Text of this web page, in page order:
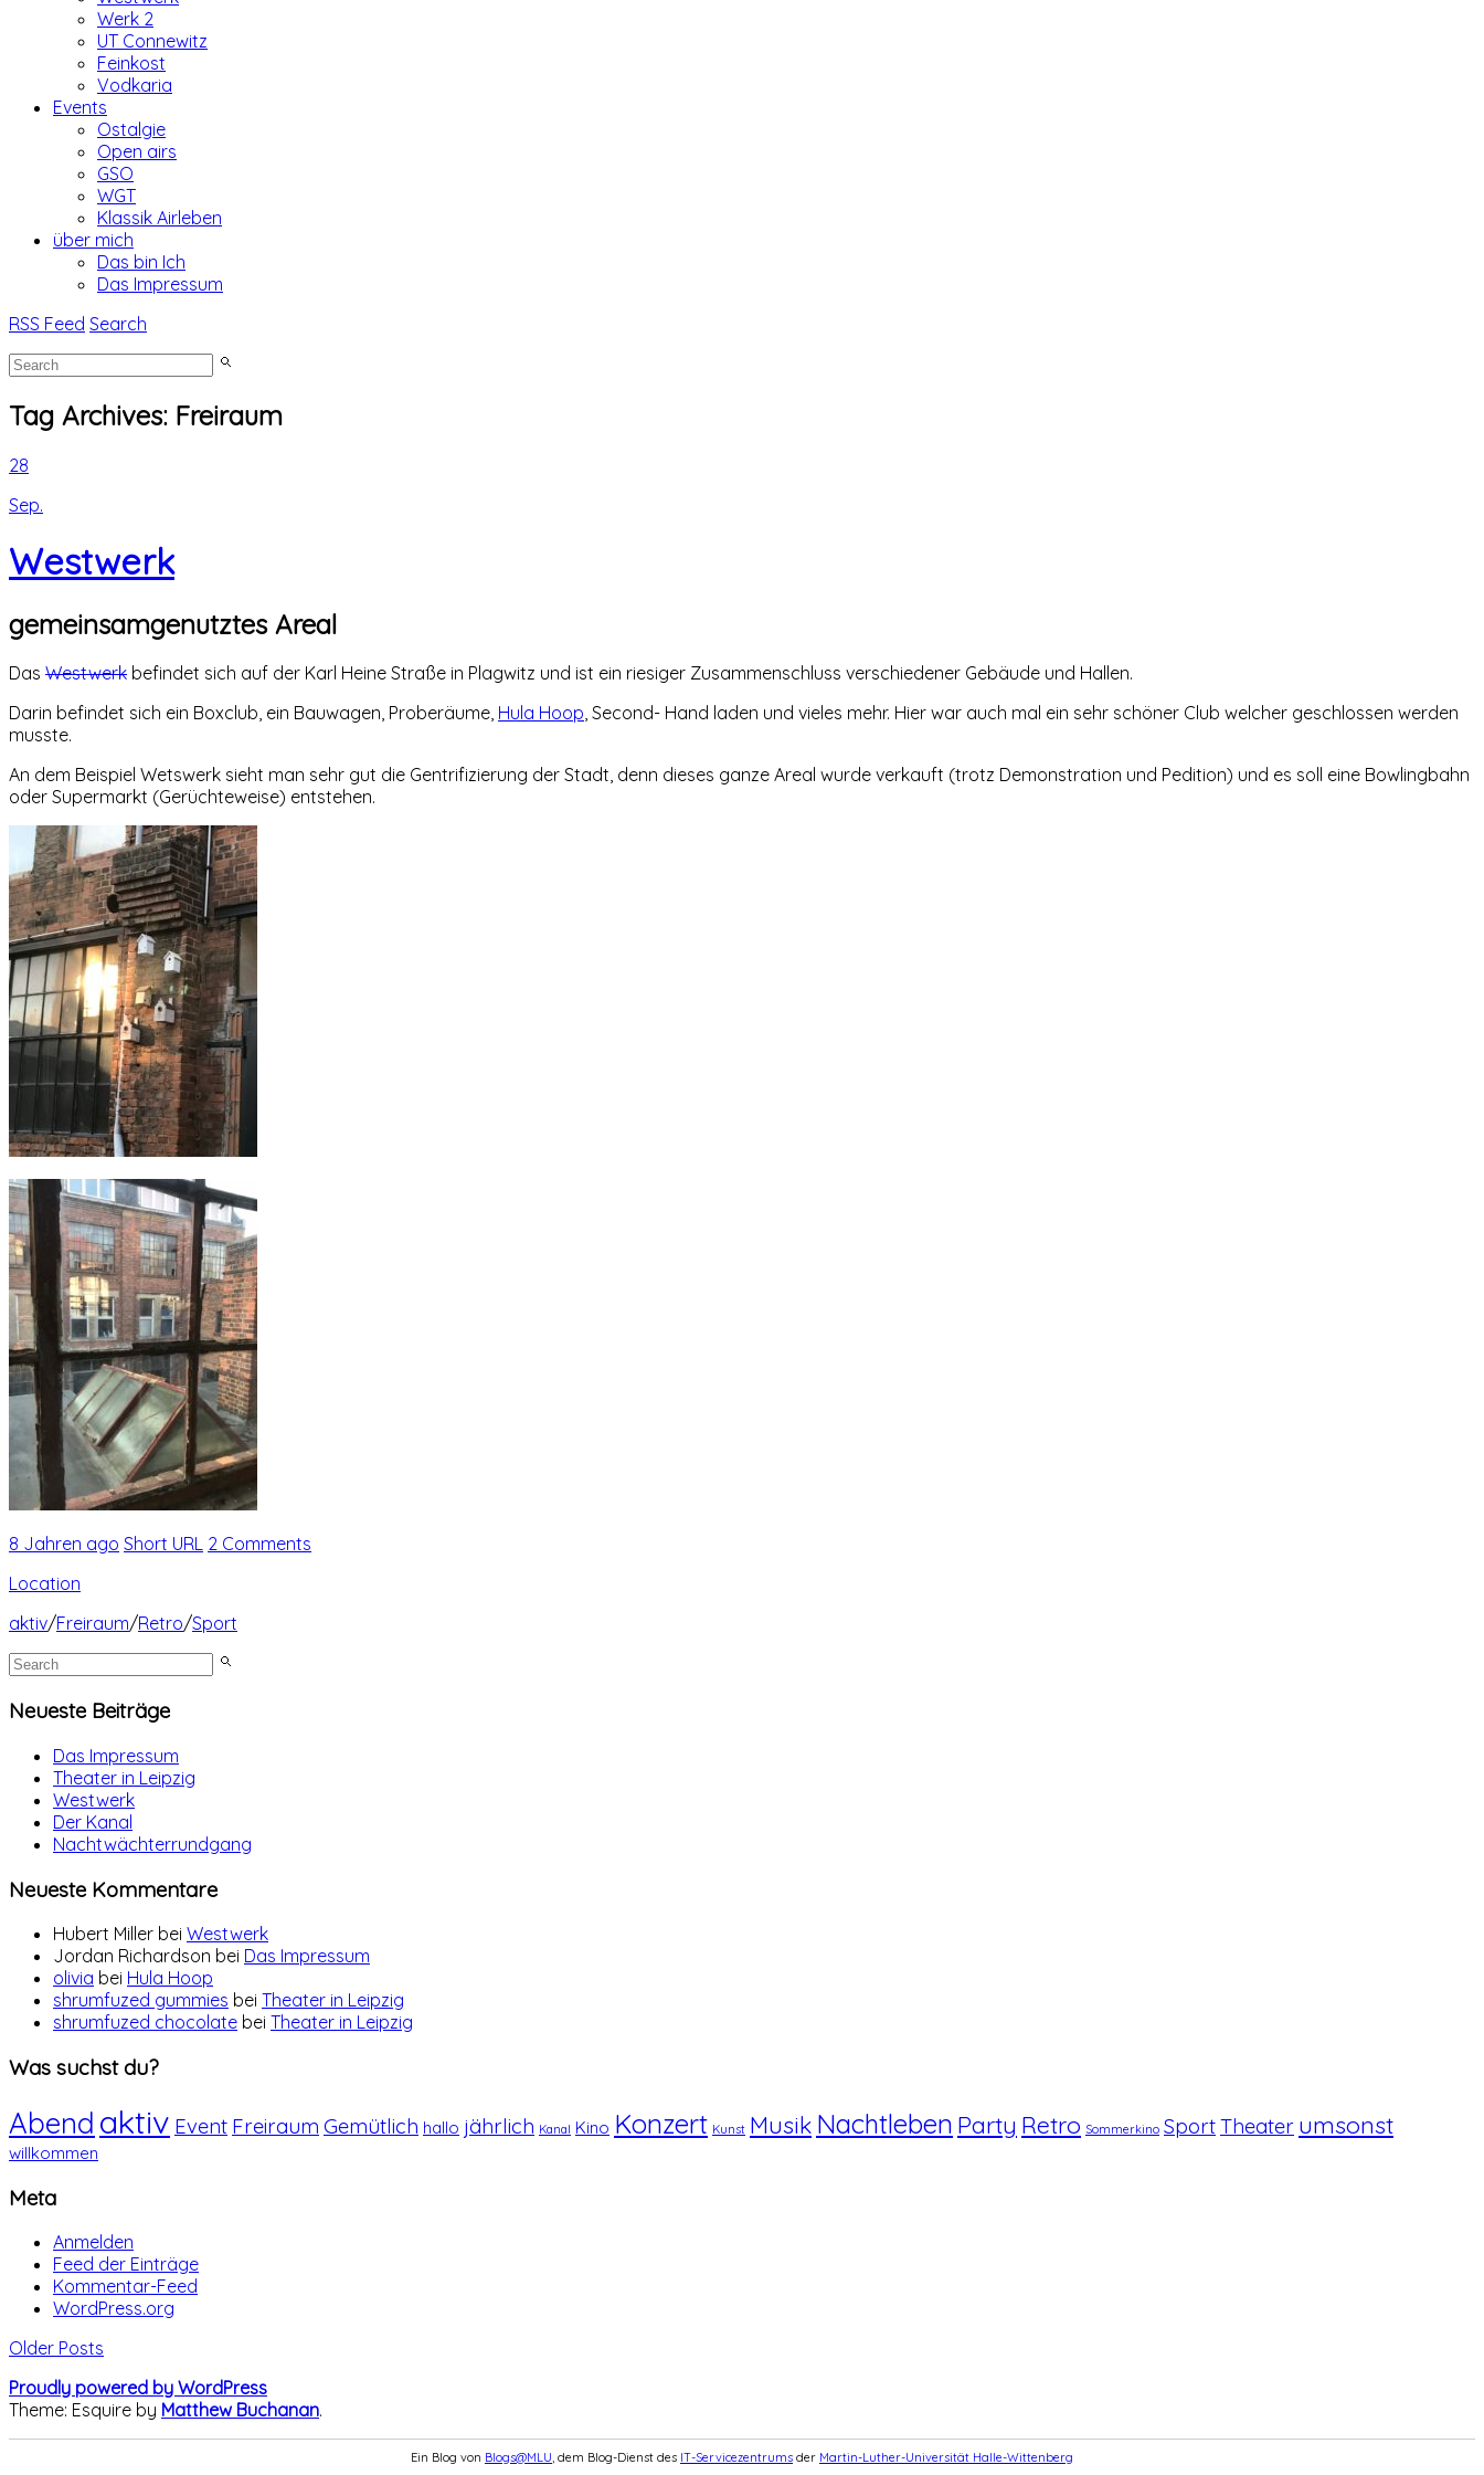
Werk 2
UT Connewitz
Feinkost
Vodkaria
Events
Ostalgie
Open airs
GSO
WGT
Klassik Airleben
über mich
Das bin Ich
Das Impressum
RSS Feed Search
Tag Archives: Freiraum
28
Sep.
Westwerk
gemeinsamgenutztes Areal
Das Westwerk befindet sich auf der Karl Heine Straße in Plagwitz und ist ein riesiger Zusammenschluss verschiedener Gebäude und Hallen.
Darin befindet sich ein Boxclub, ein Bauwagen, Proberäume, Hula Hoop, Second- Hand laden und vieles mehr. Hier war auch mal ein sehr schöner Club welcher geschlossen werden
musste.
An dem Beispiel Wetswerk sieht man sehr gut die Gentrifizierung der Stadt, denn dieses ganze Areal wurde verkauft (trotz Demonstration und Pedition) und es soll eine Bowlingbahn
oder Supermarkt (Gerüchteweise) entstehen.
8 Jahren ago Short URL 2 Comments
Location
aktiv/Freiraum/Retro/Sport
Neueste Beiträge
Das Impressum
Theater in Leipzig
Westwerk
Der Kanal
Nachtwächterrundgang
Neueste Kommentare
Hubert Miller bei Westwerk
Jordan Richardson bei Das Impressum
olivia bei Hula Hoop
shrumfuzed gummies bei Theater in Leipzig
shrumfuzed chocolate bei Theater in Leipzig
Was suchst du?
Abend aktiv Event Freiraum Gemütlich hallo jährlich Kanal Kino Konzert Kunst Musik Nachtleben Party Retro Sommerkino SportTheater umsonst
willkommen
Meta
Anmelden
Feed der Einträge
Kommentar-Feed
WordPress.org
Older Posts
Proudly powered by WordPress
Theme: Esquire by Matthew Buchanan.
Ein Blog von Blogs@MLU, dem Blog-Dienst des IT-Servicezentrums der Martin-Luther-Universität Halle-Wittenberg